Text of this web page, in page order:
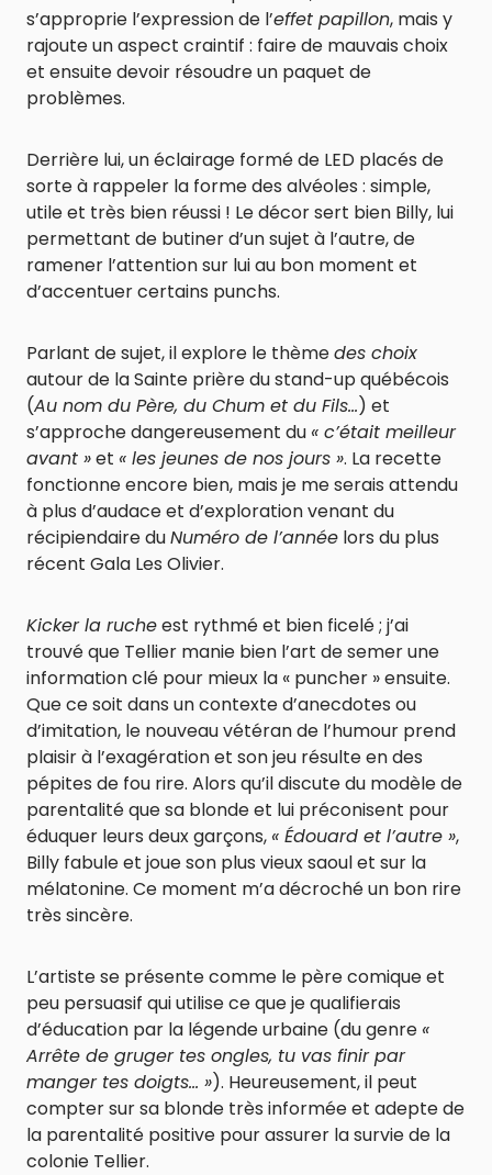
s’approprie l’expression de l’effet papillon, mais y
rajoute un aspect craintif : faire de mauvais choix
et ensuite devoir résoudre un paquet de
problèmes.
Derrière lui, un éclairage formé de LED placés de
sorte à rappeler la forme des alvéoles : simple,
utile et très bien réussi ! Le décor sert bien Billy, lui
permettant de butiner d’un sujet à l’autre, de
ramener l’attention sur lui au bon moment et
d’accentuer certains punchs.
Parlant de sujet, il explore le thèmedes choix
autour de la Sainte prière du stand-up québécois
(Au nom du Père, du Chum et du Fils…) et
s’approche dangereusement du « c’était meilleur
avant »et « les jeunes de nos jours ». La recette
fonctionne encore bien, mais je me serais attendu
à plus d’audace et d’exploration venant du
récipiendaire duNuméro de l’année lors du plus
récent Gala Les Olivier.
Kicker la rucheest rythmé et bien ficelé ; j’ai
trouvé que Tellier manie bien l’art de semer une
information clé pour mieux la « puncher » ensuite.
Que ce soit dans un contexte d’anecdotes ou
d’imitation, le nouveau vétéran de l’humour prend
plaisir à l’exagération et son jeu résulte en des
pépites de fou rire. Alors qu’il discute du modèle de
parentalité que sa blonde et lui préconisent pour
éduquer leurs deux garçons, « Édouard et l’autre »,
Billy fabule et joue son plus vieux saoul et sur la
mélatonine. Ce moment m’a décroché un bon rire
très sincère.
L’artiste se présente comme le père comique et
peu persuasif qui utilise ce que je qualifierais
d’éducation par la légende urbaine (du genre «
Arrête de gruger tes ongles, tu vas finir par
manger tes doigts… »). Heureusement, il peut
compter sur sa blonde très informée et adepte de
la parentalité positive pour assurer la survie de la
colonie Tellier.